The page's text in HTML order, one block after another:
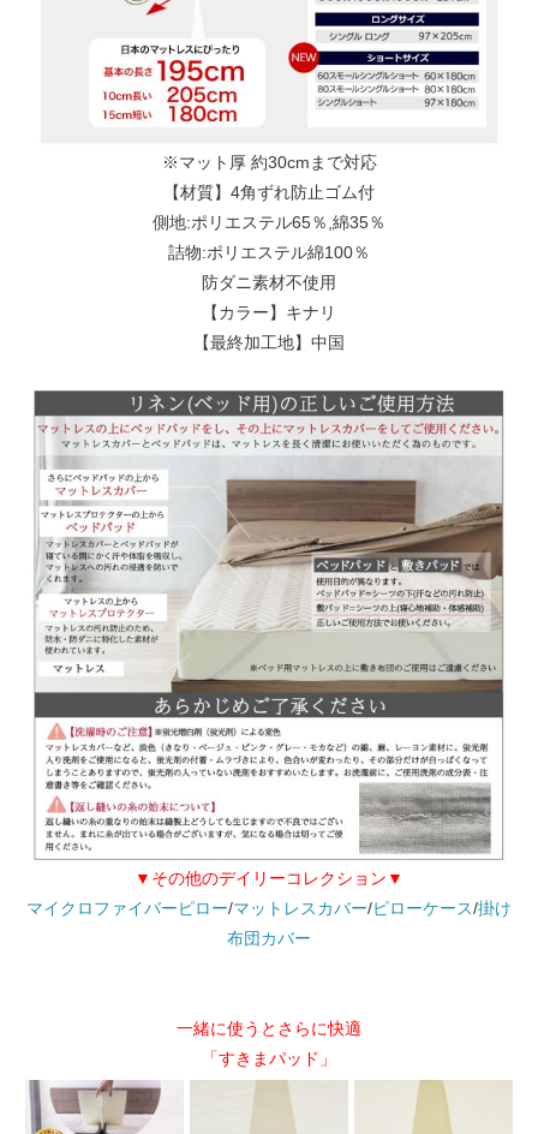
※マット厚 約30cmまで対応
【材質】4角ずれ防止ゴム付
側地:ポリエステル65％,綿35％
詰物:ポリエステル綿100％
防ダニ素材不使用
【カラー】キナリ
【最終加工地】中国
▼その他のデイリーコレクション▼
マイクロファイバーピロー/マットレスカバー/ピローケース/掛け
布団カバー
一緒に使うとさらに快適
「すきまパッド」